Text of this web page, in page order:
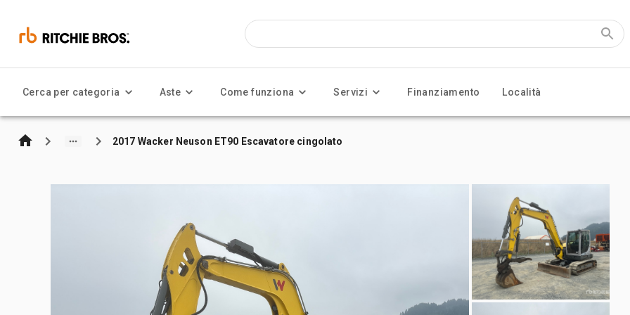
Cerca per categoria Aste Come funziona Servizi Finanziamento Località
2017 Wacker Neuson ET90 Escavatore cingolato